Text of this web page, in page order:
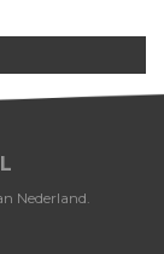
Nederland.